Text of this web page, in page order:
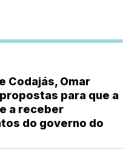
Codajás, Omar
para que a
a receber
do governo do